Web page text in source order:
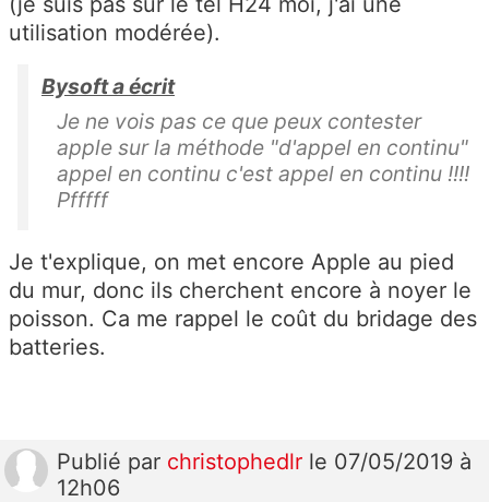
utilisation modérée).
Bysoft a écrit
Je ne vois pas ce que peux contester
apple sur la méthode "d'appel en continu"
appel en continu c'est appel en continu !!!!
Pfffff
Je t'explique, on met encore Apple au pied
du mur, donc ils cherchent encore à noyer le
poisson. Ca me rappel le coût du bridage des
batteries.
Publié par christophedlr le 07/05/2019 à
12h06